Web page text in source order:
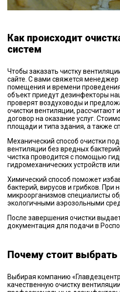
Как происходит
систем
Чтобы заказать чистку
сайте. С вами свяжется менеджер
помещения и времени
объект приедут дезинфекторы
проверят воздуховоды и
очистки вентиляции, рассчитают
договор на оказание услуг.
площади и типа здания, а также
Механический способ очистки
вентиляции без вредных
чистка проводится с помощью
гидромеханических устройств
Химический способ поможет
бактерий, вирусов и грибков. При
микроорганизмов специалисты
экологичными аэрозольными
После завершения очистки
документация для подачи в
Почему стоит выбрать
Выбирая компанию
качественную очистку